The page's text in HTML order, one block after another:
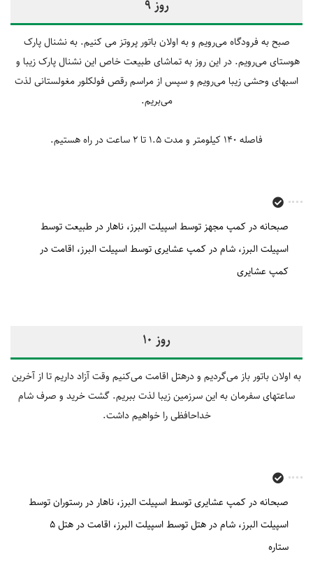
روز 9
صبح به فرودگاه می‌رویم و به اولان باتور پروتز می کنیم. به نشنال پارک
هوستای می‌رویم. در این روز به تماشای طبیعت خاص این نشنال پارک زیبا و
اسبهای وحشی زیبا می‌رویم وسپس از مراسم رقص فولکلور مغولستانی لذت
می‌بریم.
فاصله 140 کیلومتر و مدت 1.5 تا 2 ساعت در راه هستیم.
صبحانه در کمپ مجهز توسط اسپیلت البرز ناهار در طبیعت توسط
اسپیلت البرز شام در کمپ عشایری توسط اسپیلت البرز اقامت در
کمپ عشایری
روز 10
به اولان باتور باز می‌گردیم و درهتل اقامت می‌کنیم وقت آزاد داریم تا از آخرین
ساعتهای سفرمان به این سرزمین زیبا لذت ببریم. گشت خرید و صرف شام
خداحافظی را خواهیم داشت.
صبحانه در کمپ عشایری توسط اسپیلت البرز ناهار در رستوران توسط
اسپیلت البرز شام در هتل توسط اسپیلت البرز
اقامت در هتل 5
ستاره